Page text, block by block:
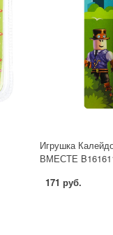
Игрушка
ВМЕСТЕ
171 руб.